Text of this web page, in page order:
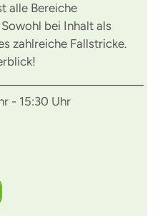
alle Bereiche
bei Inhalt als
zahlreiche Fallstricke.
- 15:30 Uhr